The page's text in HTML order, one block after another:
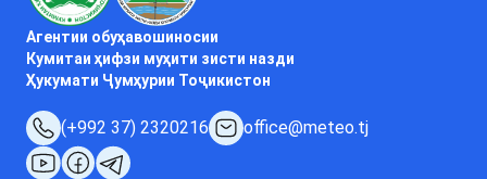
Агентии обуҳавошиносии
Кумитаи ҳифзи муҳити зисти назди
Ҳукумати Ҷумҳурии Тоҷикистон
(+992 37) 2320216 office@meteo.tj